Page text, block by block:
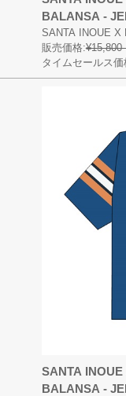
BALANSA -
SANTA INOUE X
販売価格:¥15,800
タイムセールス
SANTA
BALANSA -